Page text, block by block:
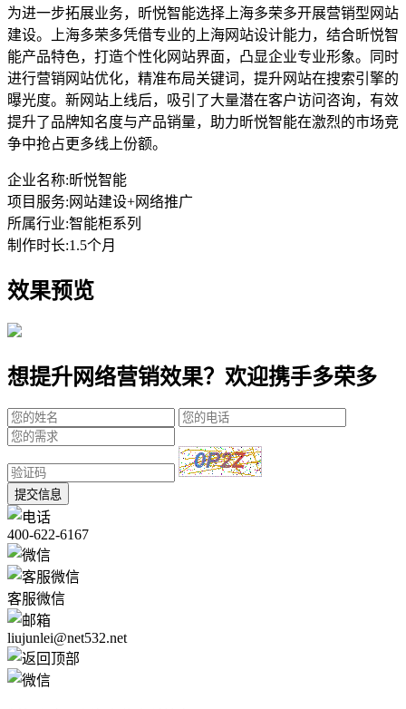
为进一步拓展业务，昕悦智能选择上海多荣多开展营销型网站
建设。上海多荣多凭借专业的上海网站设计能力，结合昕悦智
能产品特色，打造个性化网站界面，凸显企业专业形象。同时
进行营销网站优化，精准布局关键词，提升网站在搜索引擎的
曝光度。新网站上线后，吸引了大量潜在客户访问咨询，有效
提升了品牌知名度与产品销量，助力昕悦智能在激烈的市场竞
争中抢占更多线上份额。
企业名称:昕悦智能
项目服务: 网站建设+网络推广
所属行业:智能柜系列
制作时长:1.5个月
效果预览
想提升网络营销效果？欢迎携手多荣多
提交信息
400-622-6167
客服微信
liujunlei@net532.net